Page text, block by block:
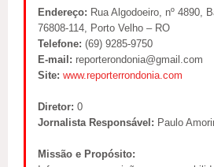
Endereço: Rua Algodoeiro, nº 4890,
76808-114, Porto Velho – RO
Telefone: (69) 9285-9750
E-mail: reporterondonia@gmail.com
Site: www.reporterrondonia.com
Diretor: 0
Jornalista Responsável: Paulo
Missão e Propósito: